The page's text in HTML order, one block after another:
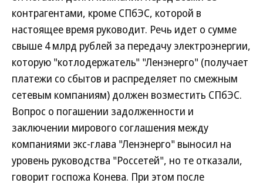
контрагентами, кроме СПбЭС, которой в
настоящее время руководит. Речь идет о сумме
свыше 4 млрд рублей за передачу электроэнергии,
которую "котлодержатель" "Ленэнерго" (получает
платежи со сбытов и распределяет по смежным
сетевым компаниям) должен возместить СПбЭС.
Вопрос о погашении задолженности и
заключении мирового соглашения между
компаниями экс-глава "Ленэнерго" выносил на
уровень руководства "Россетей", но те отказали,
говорит госпожа Конева. При этом после